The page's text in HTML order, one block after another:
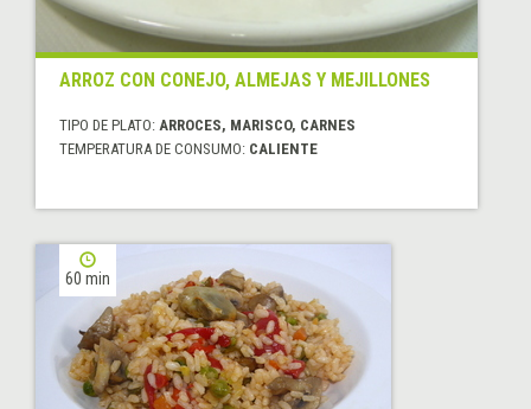
ARROZ CON CONEJO, ALMEJAS Y MEJILLONES
TIPO DE PLATO: ARROCES, MARISCO, CARNES
TEMPERATURA DE CONSUMO: CALIENTE
60 min